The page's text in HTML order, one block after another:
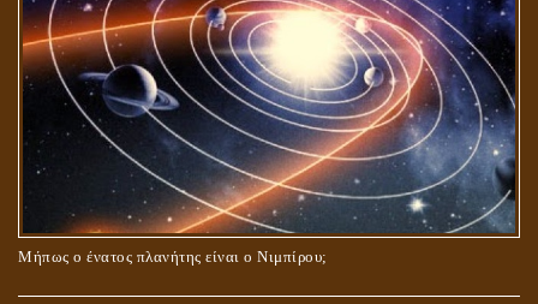
Μήπως ο ένατος πλανήτης είναι ο Νιμπίρου;